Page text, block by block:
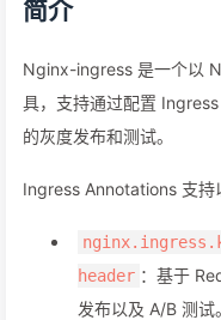
简介
Nginx-ingress 是一个以
具，支持通过配置
的灰度发布和测试。
Ingress Annotations 支持
header ：基于
发布以及 A/B 测